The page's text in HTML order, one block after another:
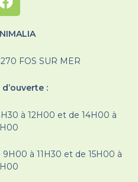
FOS SUR MER
:
à 12H00 et de 14H00 à
à 11H30 et de 15H00 à